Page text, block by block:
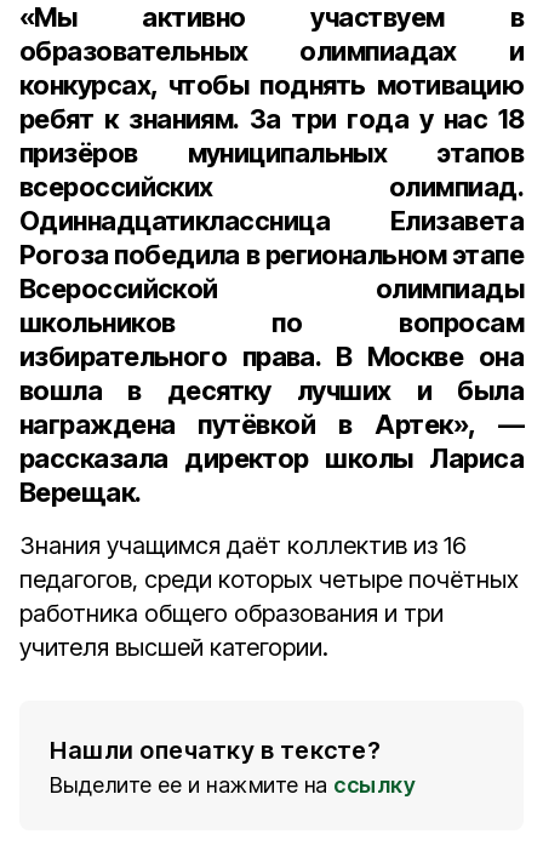
«Мы активно участвуем в
образовательных олимпиадах и
конкурсах, чтобы поднять мотивацию
ребят к знаниям. За три года у нас 18
призёров муниципальных этапов
всероссийских олимпиад.
Одиннадцатиклассница Елизавета
Рогоза победила в региональном этапе
Всероссийской олимпиады
школьников по вопросам
избирательного права. В Москве она
вошла в десятку лучших и была
награждена путёвкой в Артек», —
рассказала директор школы Лариса
Верещак.
Знания учащимся даёт коллектив из 16
педагогов, среди которых четыре почётных
работника общего образования и три
учителя высшей категории.
Нашли опечатку в тексте?
Выделите ее и нажмите на ссылку